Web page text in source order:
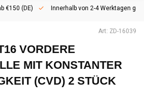
€150 (DE) Innerhalb von 2-4 Werktagen
Art: ZD-16039
VORDERE
MIT KONSTANTER
(CVD) 2 STÜCK